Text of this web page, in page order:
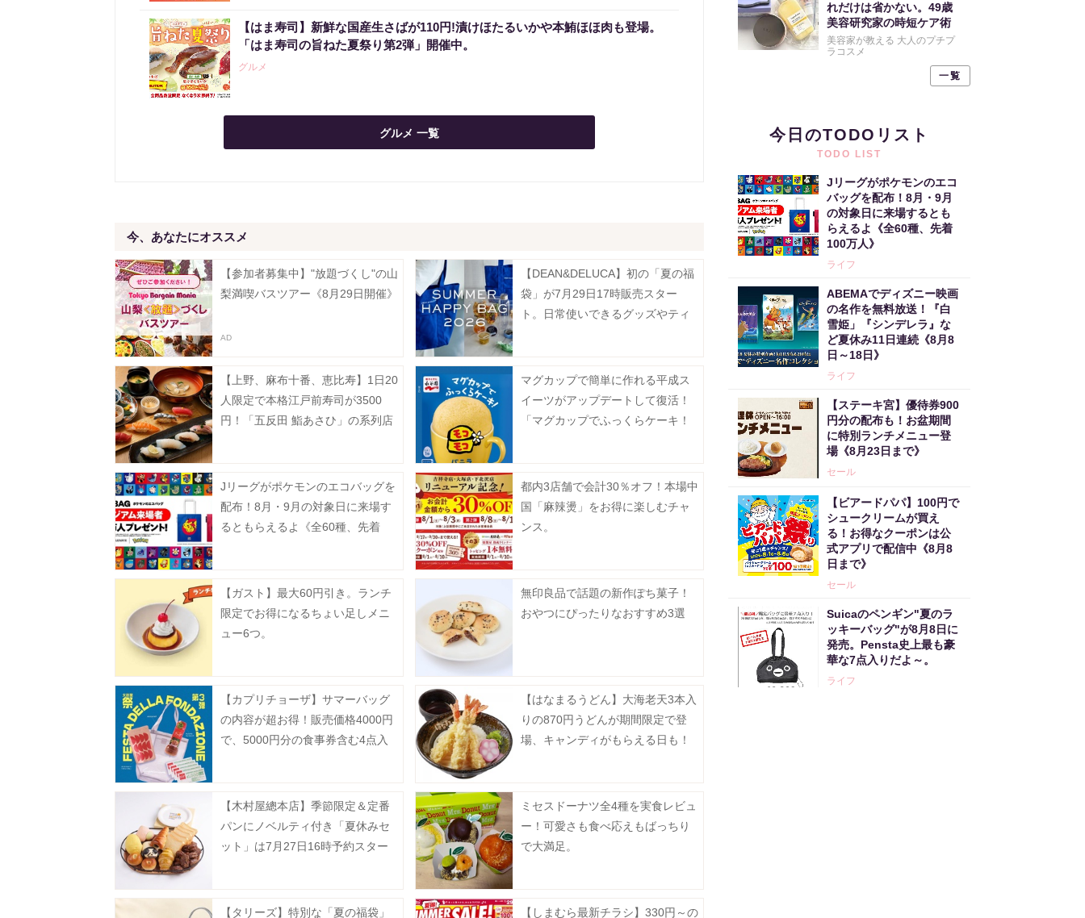
【はま寿司】新鮮な国産生さばが110円!漬けほたるいかや本鮪ほほ肉も登場。
「はま寿司の旨ねた夏祭り第2弾」開催中。
グルメ
グルメ 一覧
今、あなたにオススメ
【参加者募集中】"放題づくし"の山
梨満喫バスツアー《8月29日開催》
【DEAN&DELUCA】初の「夏の福
袋」が7月29日17時販売スター
ト。日常使いできるグッズやティ
【上野、麻布十番、恵比寿】1日20
人限定で本格江戸前寿司が3500
円！「五反田 鮨あさひ」の系列店
マグカップで簡単に作れる平成ス
イーツがアップデートして復活！
「マグカップでふっくらケーキ！
Jリーグがポケモンのエコバッグを
配布！8月・9月の対象日に来場す
るともらえるよ《全60種、先着
都内3店舗で会計30％オフ！本場中
国「麻辣燙」をお得に楽しむチャ
ンス。
【ガスト】最大60円引き。ランチ
限定でお得になるちょい足しメニ
ュー6つ。
無印良品で話題の新作ぽち菓子！
おやつにぴったりなおすすめ3選
【カプリチョーザ】サマーバッグ
の内容が超お得！販売価格4000円
で、5000円分の食事券含む4点入
【はなまるうどん】大海老天3本入
りの870円うどんが期間限定で登
場、キャンディがもらえる日も！
【木村屋總本店】季節限定＆定番
パンにノベルティ付き「夏休みセ
ット」は7月27日16時予約スター
ミセスドーナツ全4種を実食レビュ
ー！可愛さも食べ応えもばっちり
で大満足。
【タリーズ】特別な「夏の福袋」 【しまむら最新チラシ】330円～の
れだけは省かない。49歳
美容研究家の時短ケア術
美容家が教える 大人のプチプ
ラコスメ
一覧
今日のTODOリスト
TODO LIST
Jリーグがポケモンのエコ
バッグを配布！8月・9月
の対象日に来場するとも
らえるよ《全60種、先着
100万人》
ライフ
ABEMAでディズニー映画
の名作を無料放送！『白
雪姫」『シンデレラ』な
ど夏休み11日連続《8月8
日～18日》
ライフ
【ステーキ宮】優待券900
円分の配布も！お盆期間
に特別ランチメニュー登
場《8月23日まで》
セール
【ビアードパパ】100円で
シュークリームが買え
る！お得なクーポンは公
式アプリで配信中《8月8
日まで》
セール
Suicaのペンギン"夏のラ
ッキーバッグ"が8月8日に
発売。Pensta史上最も豪
華な7点入りだよ～。
ライフ